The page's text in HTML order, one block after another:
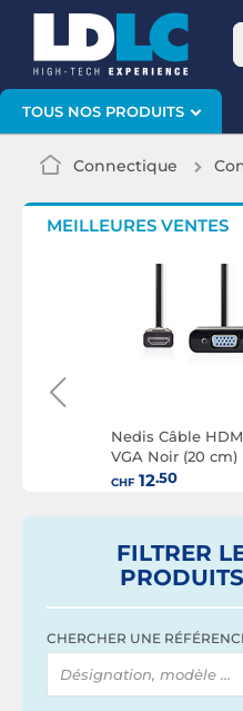
TOUS NOS PRODUITS
Connectique
MEILLEURES VENTES
Nedis Câble
VGA Noir (20 cm)
CHF12.50
FILTRER
PRODUITS
CHERCHER UNE